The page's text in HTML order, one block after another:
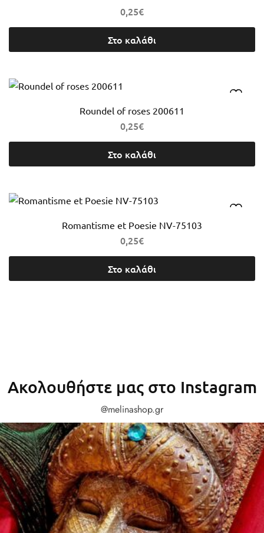
0,25€
Στο καλάθι
Roundel of roses 200611
0,25€
Στο καλάθι
Romantisme et Poesie NV-75103
0,25€
Στο καλάθι
Ακολουθήστε μας στο Instagram
@melinashop.gr